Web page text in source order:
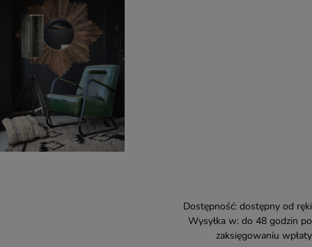
Dostępność: dostępny od ręki
Wysyłka w: do 48 godzin po
zaksięgowaniu wpłaty